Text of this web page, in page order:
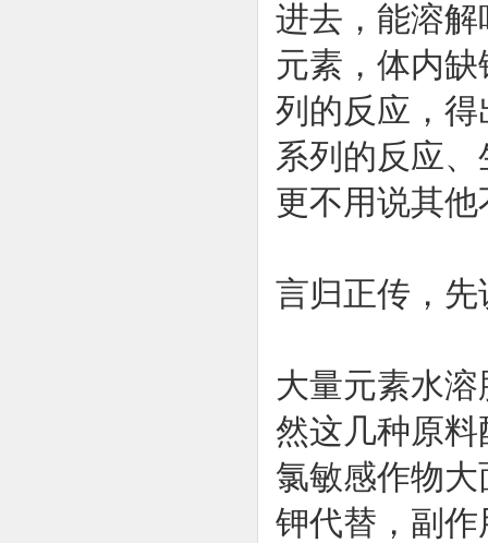
进去，能溶
元素，体内
列的反应，
系列的反应
更不用说其
言归正传，
大量元素水
然这几种原
氯敏感作物
钾代替，副